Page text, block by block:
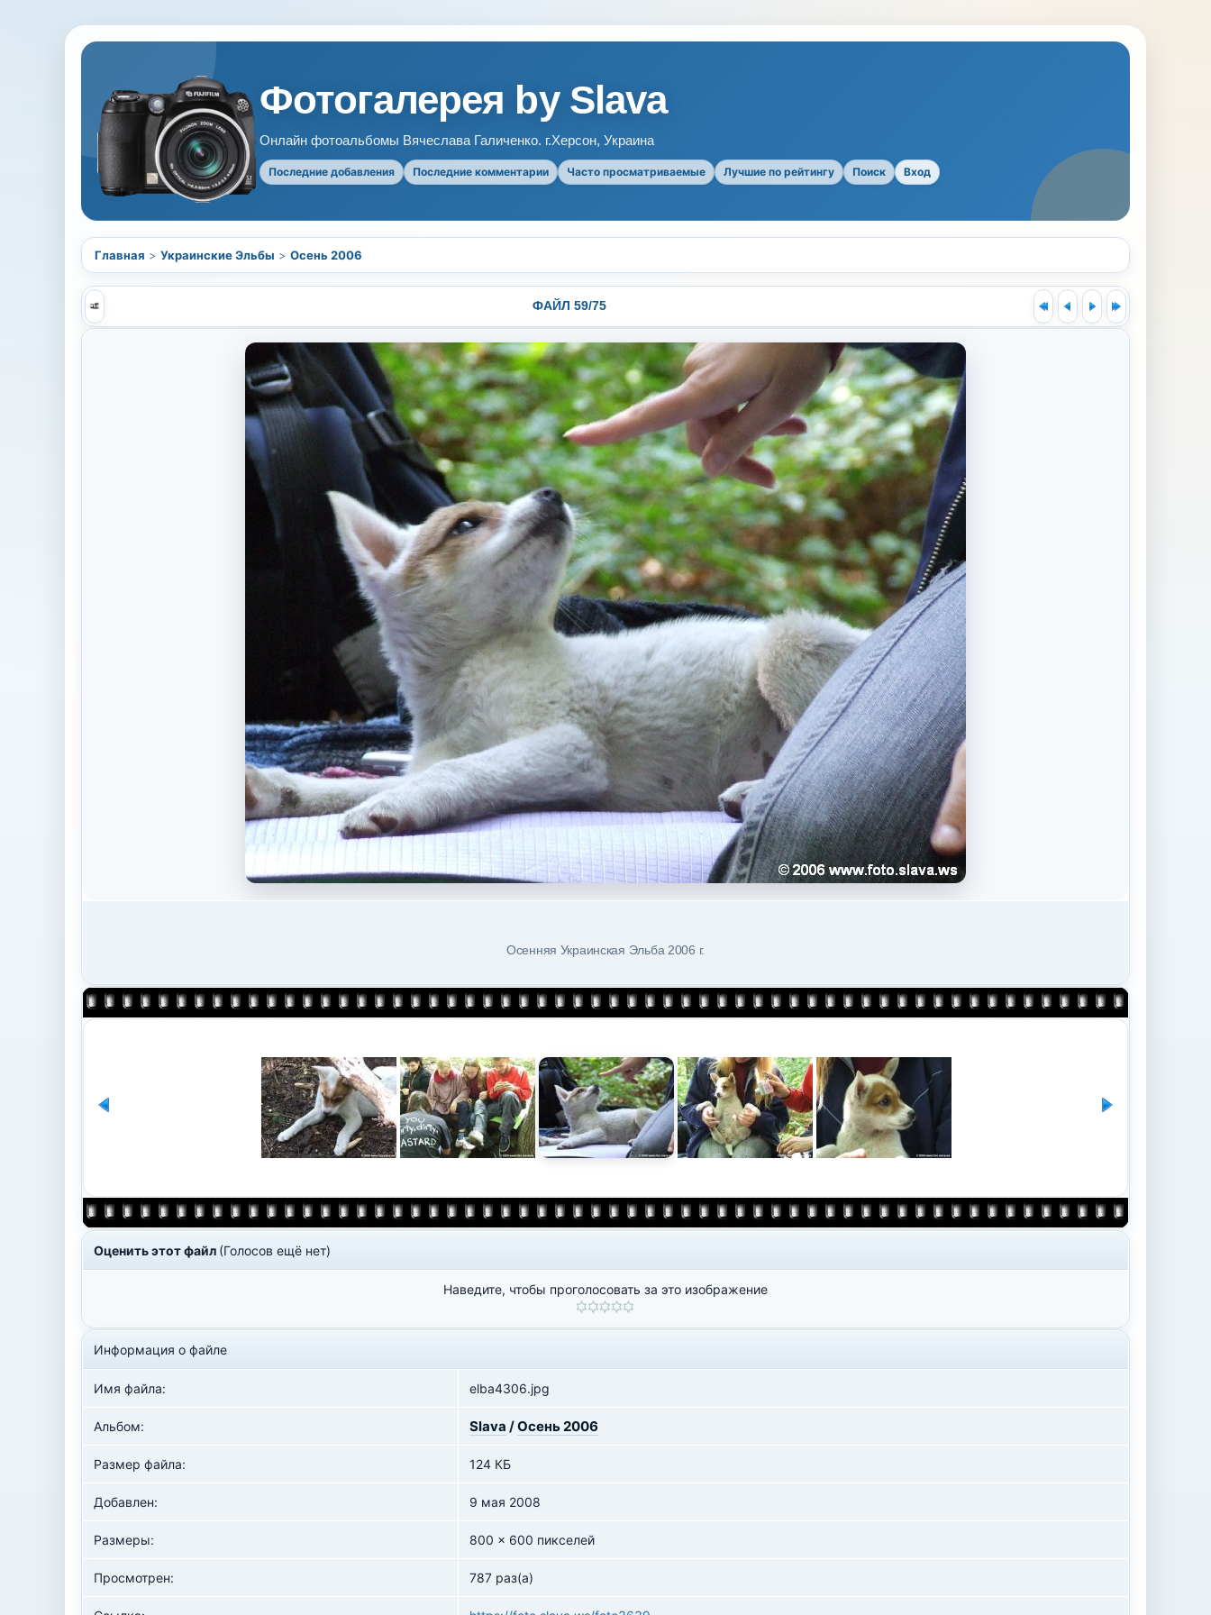
Фотогалерея by Slava
Онлайн фотоальбомы Вячеслава Галиченко. г.Херсон, Украина
Последние добавления Последние комментарии Часто просматриваемые Лучшие по рейтингу Поиск Вход
Главная > Украинские Эльбы > Осень 2006
ФАЙЛ 59/75
Осенняя Украинская Эльба 2006 г.
Оценить этот файл (Голосов ещё нет)
Наведите, чтобы проголосовать за это изображение
Информация о файле
Имя файла: elba4306.jpg
Альбом: Slava /Осень 2006
Размер файла: 124 КБ
Добавлен: 9 мая 2008
Размеры: 800 x 600 пикселей
Просмотрен: 787 раз(а)